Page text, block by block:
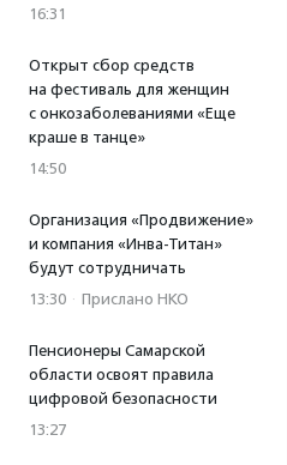
16:31
Открыт сбор средств
на фестиваль для женщин
с онкозаболеваниями «Еще
краше в танце»
14:50
Организация «Продвижение»
и компания «Инва-Титан»
будут сотрудничать
13:30 · Прислано НКО
Пенсионеры Самарской
области освоят правила
цифровой безопасности
13:27